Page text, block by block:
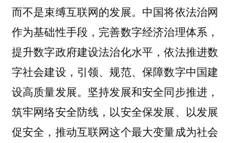
而不是束缚互联网的发展。中国将依法治网
作为基础性手段，完善数字经济治理体系，
提升数字政府建设法治化水平，依法推进数
字社会建设，引领、规范、保障数字中国建
设高质量发展。坚持发展和安全同步推进，
筑牢网络安全防线，以安全保发展、以发展
促安全，推动互联网这个最大变量成为社会